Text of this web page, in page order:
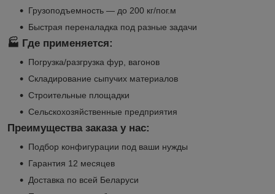
Грузоподъемность — до 200 кг/пог.м
Быстрая переналадка под разные задачи
🏭 Где применяется:
Погрузка/разгрузка фур, вагонов
Складирование сыпучих материалов
Строительные площадки
Сельскохозяйственные предприятия
Преимущества заказа у нас:
Подбор конфигурации под ваши нужды
Гарантия 12 месяцев
Доставка по всей Беларуси